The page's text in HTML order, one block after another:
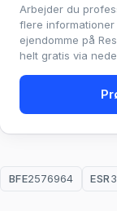
BFE2576964 ESR
Arbejder du
flere
ejendomme på
helt gratis via